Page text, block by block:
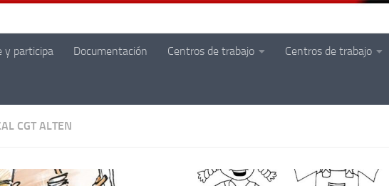
y participa Documentación Centros de trabajo Centros de trabajo
CGT ALTEN